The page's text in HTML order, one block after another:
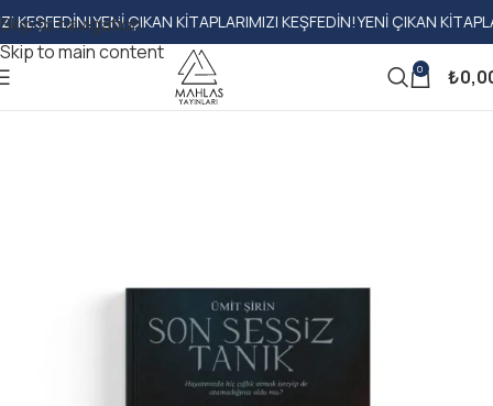
Skip to navigation
Skip to main content
YENI ÇIKAN KITAPLARIMIZI KEŞFEDIN!YENI ÇIKAN
0 ₺